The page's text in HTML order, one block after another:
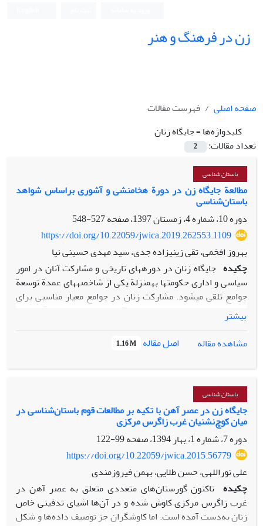
زن در فرهنگ و هنر
صفحه اصلی
فهرست مقالات
کلیدواژه‌ها =جایگاه زنان
تعداد مقالات:
2
باستان شناسی
مطالعة جایگاه زن در دورة هخامنشی و آشوری براساس شواهد
باستان‌شناسی
دوره 10، شماره 4، زمستان 1397، صفحه
527-548
https://doi.org/10.22059/jwica.2019.262553.1109
بهروز افخمی، تقی زینی‏زاده ‏جدی، سید مهدی حسینی نیا
چکیده جایگاه زنان در دوره‏های تاریخی و مشارکت آنان در امور
سیاسی و اداری حکومت‏ها به‏منزلة یکی از شاخصه‏های عمدة توسعة
جوامع تلقی می‏شود. مشارکت زنان در جوامع معیار مناسبی برای
سنجش میزان رشد فکری مردم آن جامعه به شمار می‏آید و به
نوعی بیانگر برابری و تساوی حقوق زن و مرد و یکی از شاخصه‏های
پیشرفت و توسعة جوامع متمدن در اعصار گذشته و امروزی
محسوب می‏شود. این نوشتار به بررسی جایگاه زنان در تمدن
ایرانی و بین‏النهرین با انتخاب دوره‏های تاریخی (هخامنشی و
به‌جامانده، نقش‌برجسته‏ها و آثار مهرهای دوره‌های تاریخی
یادشده‌اند که به جایگاه و نقش زنان در عرصه‏های حقوقی و
سیاسی پرداخته‏اند. هدف این مقاله بررسی جایگاه زنان عصر
هخامنشی و مقایسة آن با تمدن آشوریان و ارائة تصویری شفاف و
روشن از عملکرد آن‏ها بر پایة مستندات موجود باستان‏شناختی
است. این پژوهش از نوع تحقیق تاریخی است که به‏ صورت
توصیفی‌ـ تحلیلی و تطبیق شواهد باستان‏شناسی، اعم از مهرها و
سنگ‏نگاره‏ها، تلاش می‌کند جایگاه زن در تمدن‏های ایران و
بین‏النهرین را با انتخاب دوره‏های تاریخی شاخص و با استناد به
مدارک مستدل باستان‏شناسی تحلیل کند. درنهایت، چنین نتیجه
بیشتر
مشاهده مقاله
اصل مقاله 1.16 M
باستان شناسی
جایگاه زن در عصر آهن با تکیه بر مطالعات قوم باستان‌شناسی در
میان کوچ‌نشنیان غرب زاگرس مرکزی
دوره 7، شماره 1، بهار 1394، صفحه
99-122
https://doi.org/10.22059/jwica.2015.56779
علی نوراللهی، حسن طلایی، بهمن فیروزمندی
چکیده تا‌کنون گورستان‌های متعددی متعلق به عصر آهن در
غرب زاگرس مرکزی کاوش شده و در آن‌ها اشیای تدفینی خاص
زنان به‌دست آمده است. اما کاوشگران جز توصیف داده‌ها و شکل